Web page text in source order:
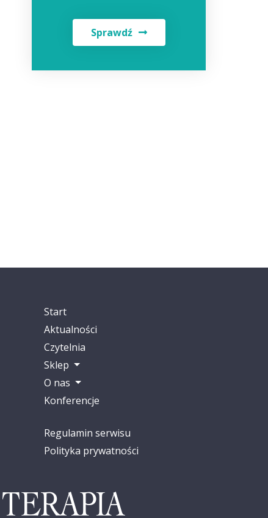
Sprawdź
Start
Aktualności
Czytelnia
Sklep
O nas
Konferencje
Regulamin serwisu
Polityka prywatności